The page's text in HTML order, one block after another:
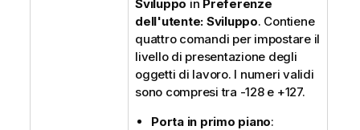
Sviluppo in Preferenze
dell'utente: Sviluppo. Contiene
quattro comandi per impostare il
livello di presentazione degli
oggetti di lavoro. I numeri validi
sono compresi tra -128 e +127.
Porta in primo piano: